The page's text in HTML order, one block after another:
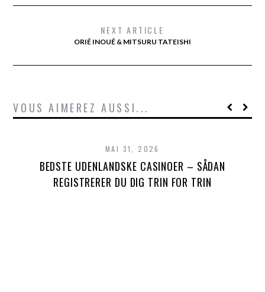
NEXT ARTICLE
ORIÉ INOUÉ & MITSURU TATEISHI
VOUS AIMEREZ AUSSI...
MAI 31, 2026
BEDSTE UDENLANDSKE CASINOER – SÅDAN
REGISTRERER DU DIG TRIN FOR TRIN